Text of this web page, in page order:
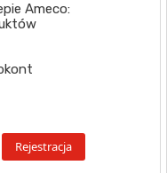
Ameco: